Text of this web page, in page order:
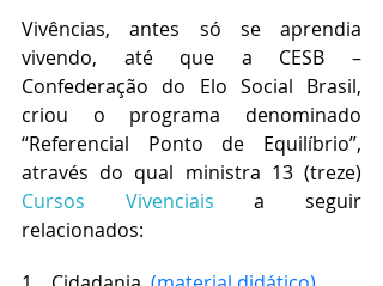
Vivências, antes só se aprendia
vivendo, até que a CESB –
Confederação do Elo Social Brasil,
criou o programa denominado
“Referencial Ponto de Equilíbrio”,
Cursos Vivenciais a seguir
relacionados: